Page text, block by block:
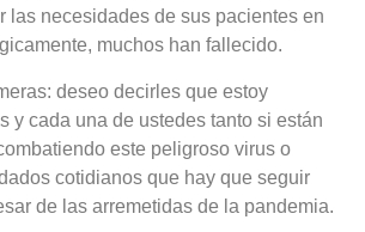
las necesidades de sus pacientes en
muchos han fallecido.
deseo decirles que estoy
y cada una de ustedes tanto si están
este peligroso virus o
cotidianos que hay que seguir
de las arremetidas de la pandemia.